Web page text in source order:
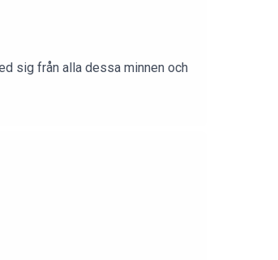
sig från alla dessa minnen och